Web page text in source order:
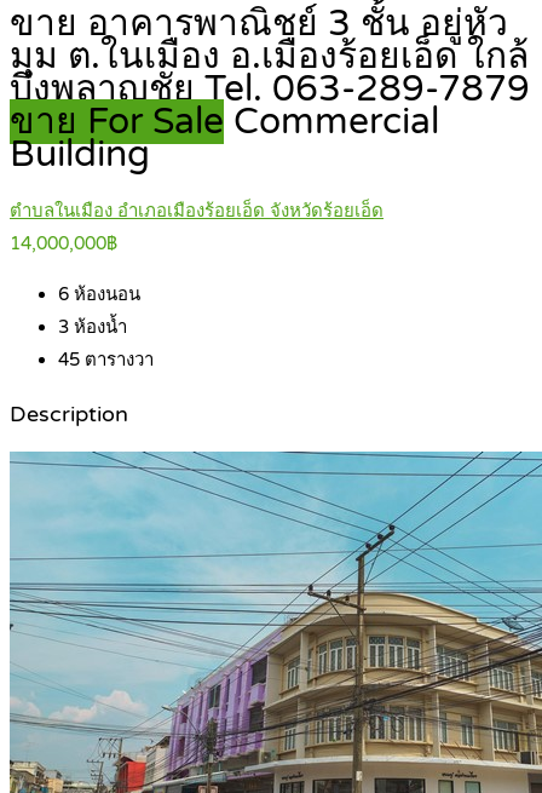
ขาย อาคารพาณิชย์ 3 ชั้น อยู่หัว
มุม ต.ในเมือง อ.เมืองร้อยเอ็ด ใกล้
บึงพลาญชัย Tel. 063-289-7879
ขาย For Sale Commercial
Building
ตำบลในเมือง อำเภอเมืองร้อยเอ็ด จังหวัดร้อยเอ็ด
14,000,000฿
6 ห้องนอน
3 ห้องน้ำ
45 ตารางวา
Description